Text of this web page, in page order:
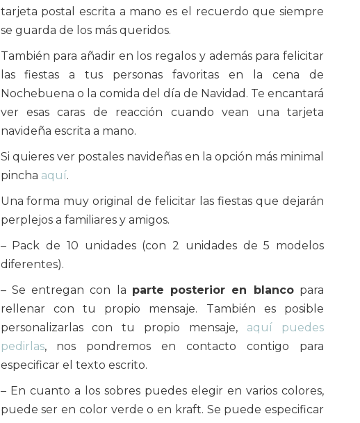
tarjeta postal escrita a mano es el recuerdo que siempre
se guarda de los más queridos.
También para añadir en los regalos y además para felicitar
las fiestas a tus personas favoritas en la cena de
Nochebuena o la comida del día de Navidad. Te encantará
ver esas caras de reacción cuando vean una tarjeta
navideña escrita a mano.
Si quieres ver postales navideñas en la opción más minimal
pincha aquí.
Una forma muy original de felicitar las fiestas que dejarán
perplejos a familiares y amigos.
– Pack de 10 unidades (con 2 unidades de 5 modelos
diferentes).
– Se entregan con la parte posterior en blancopara
rellenar con tu propio mensaje. También es posible
personalizarlas con tu propio mensaje, aquí puedes
pedirlas, nos pondremos en contacto contigo para
especificar el texto escrito.
– En cuanto a los sobres puedes elegir en varios colores,
puede ser en color verde o en kraft. Se puede especificar